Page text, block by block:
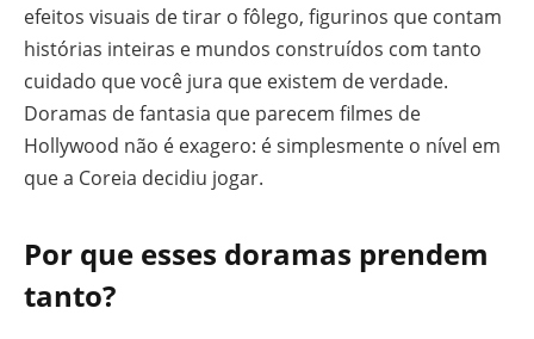
efeitos visuais de tirar o fôlego, figurinos que contam
histórias inteiras e mundos construídos com tanto
cuidado que você jura que existem de verdade.
Doramas de fantasia que parecem filmes de
Hollywood não é exagero: é simplesmente o nível em
que a Coreia decidiu jogar.
Por que esses doramas prendem
tanto?